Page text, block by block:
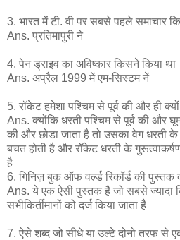
3. भारत में टी. वी पर सबसे पहले समाचार
Ans. प्रतिमापुरी ने
4. पेन ड्राइव का अविष्कार किसने किया था
Ans. अप्रैल 1999 में एम-सिस्टम नें
5. रॉकेट हमेशा पश्चिम से पूर्व की और ही
Ans. क्योंकि धरती पश्चिम से पूर्व की और
की और छोडा जाता है तो उसका वेग धरती
बचत होती है और रॉकेट धरती के
है
6. गिनिज़ बुक ऑफ वर्ल्ड रिकॉर्ड की पुस्तक
Ans. ये एक ऐसी पुस्तक है जो सबसे ज्यादा
सभीकिर्तीमानों को दर्ज किया जाता है
7. ऐसे शब्द जो सीधे या उल्टे दोनो तरफ से